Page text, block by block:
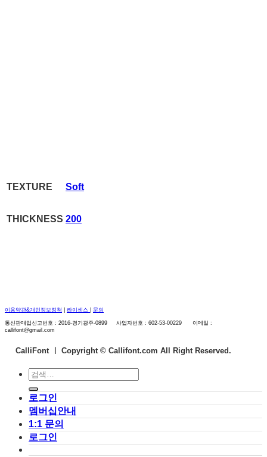
TEXTURE Soft
THICKNESS 200
이용약관&개인정보정책 라이센스 문의
통신판매업신고번호 : 2016-경기광주-0899 사업자번호 : 602-53-00229 이메일 :
callifont@gmail.com
CalliFont ㅣ Copyright © Callifont.com All Right Reserved.
검
색:
로그인
멤버십안내
1:1 문의
로그인